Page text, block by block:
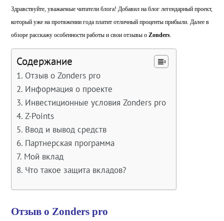
Здравствуйте, уважаемые читатели блога! Добавил на блог легендарный проект,
который уже на протяжении года платит отличный проценты прибыли. Далее в
обзоре расскажу особенности работы и свои отзывы оZonders.
Содержание
Отзыв о Zonders pro
Информация о проекте
Инвестиционные условия Zonders pro
Z-Points
Ввод и вывод средств
Партнерская программа
Мой вклад
Что такое защита вкладов?
Отзыв о Zonders pro